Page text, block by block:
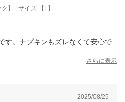
】 | サイズ:【L】
す。ナプキンもズレなくて安心で
さらに表示
2025/08/25